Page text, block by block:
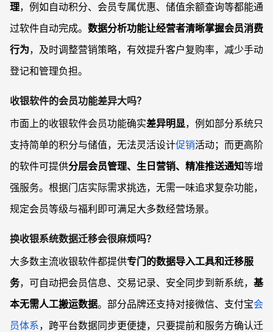
理，例如自动积分、会员专属优惠、储值余额查询等都能通
过软件自动完成。 数据分析功能让经营者清晰掌握会员消费
行为，及时调整营销策略，有效提升客户复购率，减少手动
登记和管理负担。
收银软件的会员功能差异大吗？
市面上的收银软件会员功能确实差异明显，例如部分系统只
支持简单的积分与储值，无法灵活设计促销活动；而更高阶
的软件可提供分层会员管理、生日营销、精准推送通知等增
强服务。根据门店实际需求挑选，无需一味追求复杂功能，
规定会员等级与福利即可满足大多数经营场景。
换收银系统数据迁移会很麻烦吗？
大多数主流收银软件都提供专门的数据导入工具和迁移服
务，可自动把会员信息、交易记录、安全同步到新系统， 基
本无需人工搬运数据。部分品牌还支持对接微信、支付宝会
员体系，跨平台数据同步更便捷，只要提前和服务方确认迁